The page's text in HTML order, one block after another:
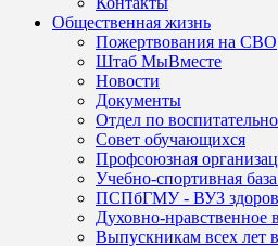
Общественная жизнь
Пожертвования на СВО
Штаб МыВместе
Новости
Документы
Отдел по
Совет обучающихся
Профсоюзная
Учебно-спортивная
ПСПбГМУ - ВУЗ
Духовно-нравственное
Выпускникам всех лет